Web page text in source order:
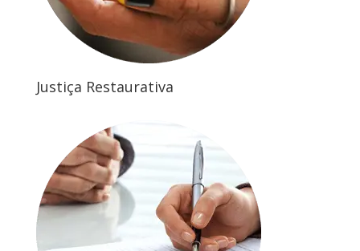
Justiça Restaurativa